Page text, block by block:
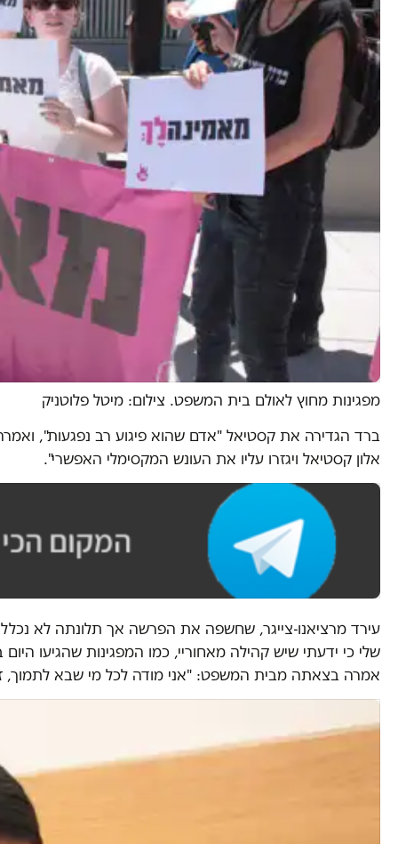
מפגינות מחוץ לאולם בית המשפט. צילום: מיטל פלוטניק
ברד הגדירה את קסטיאל "אדם שהוא פיגוע רב נפגעות",
אלון קסטיאל ויגזרו עליו את העונש המקסימלי האפשרי".
עירד מרציאנו-צייגר, שחשפה את הפרשה אך תלונתה לא
שלי כי ידעתי שיש קהילה מאחוריי, כמו המפגינות שהגיעו
אמרה בצאתה מבית המשפט: "אני מודה לכל מי שבא לתמוך,